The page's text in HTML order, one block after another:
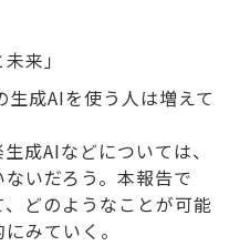
来」
成AIを使う人は増えて
成AIなどについては、
いだろう。本報告で
どのようなことが可能
みていく。